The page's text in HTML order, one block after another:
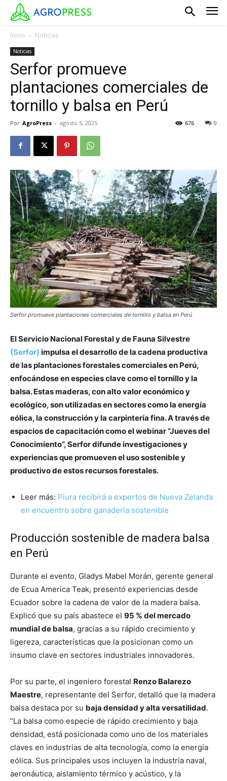
Inicio Noticias
Noticias
Serfor promueve
plantaciones comerciales de
tornillo y balsa en Perú
Por AgroPress - agosto 5, 2025 0
676
Serfor promueve plantaciones comerciales de tornillo y balsa en Perú
El Servicio Nacional Forestal y de Fauna Silvestre
(Serfor) impulsa el desarrollo de la cadena productiva
de las plantaciones forestales comerciales en Perú,
enfocándose en especies clave como el tornillo y la
balsa. Estas maderas, con alto valor económico y
ecológico, son utilizadas en sectores como la energía
eólica, la construcción y la carpintería fina. A través de
espacios de capacitación como el webinar “Jueves del
Conocimiento”, Serfor difunde investigaciones y
experiencias que promueven el uso sostenible y
productivo de estos recursos forestales.
Leer más: Piura recibirá a expertos de Nueva Zelanda
en encuentro sobre ganadería sostenible
Producción sostenible de madera balsa
en Perú
Durante el evento, Gladys Mabel Morán, gerente general
de Ecua America Teak, presentó experiencias desde
Ecuador sobre la cadena de valor de la madera balsa.
Explicó que su país abastece el 95 % del mercado
mundial de balsa, gracias a su rápido crecimiento y
ligereza, características que la posicionan como un
insumo clave en sectores industriales innovadores.
Por su parte, el ingeniero forestal Renzo Balarezo
Maestre, representante del Serfor, detalló que la madera
balsa destaca por su baja densidad y alta versatilidad.
“La balsa como especie de rápido crecimiento y baja
densidad, está posicionada como uno de los materiales
claves en industrias de alta tecnología, como la energía
eólica. Sus principales usos incluyen la industria naval,
aeronáutica, aislamiento térmico y acústico, y la